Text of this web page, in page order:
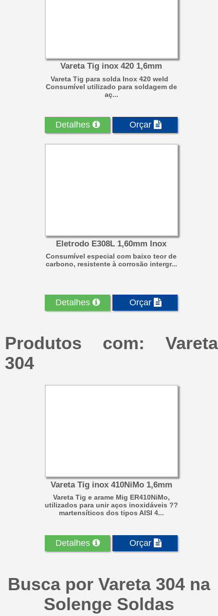
Vareta Tig inox 420 1,6mm
Vareta Tig para solda Inox 420 weld
Consumível utilizado para soldagem de
aç...
Detalhes Orçar
Eletrodo E308L 1,60mm Inox
Consumível especial com baixo teor de
carbono, resistente à corrosão intergr...
Detalhes Orçar
Produtos com: Vareta
304
Vareta Tig inox 410NiMo 1,6mm
Vareta Tig e arame Mig ER410NiMo,
utilizados para unir aços inoxidáveis ??
martensíticos dos tipos AISI 4...
Detalhes Orçar
Busca por Vareta 304 na
Solenge Soldas